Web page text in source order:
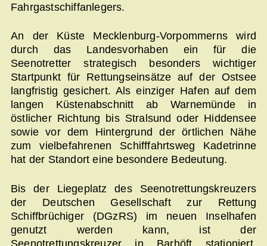
Fahrgastschiffanlegers.
An der Küste Mecklenburg-Vorpommerns wird
durch das Landesvorhaben ein für die
Seenotretter strategisch besonders wichtiger
Startpunkt für Rettungseinsätze auf der Ostsee
langfristig gesichert. Als einziger Hafen auf dem
langen Küstenabschnitt ab Warnemünde in
östlicher Richtung bis Stralsund oder Hiddensee
sowie vor dem Hintergrund der örtlichen Nähe
zum vielbefahrenen Schifffahrtsweg Kadetrinne
hat der Standort eine besondere Bedeutung.
Bis der Liegeplatz des Seenotrettungskreuzers
der Deutschen Gesellschaft zur Rettung
Schiffbrüchiger (DGzRS) im neuen Inselhafen
genutzt werden kann, ist der
Seenotrettungskreuzer in Barhöft stationiert.